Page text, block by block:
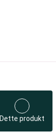
Dette produkt